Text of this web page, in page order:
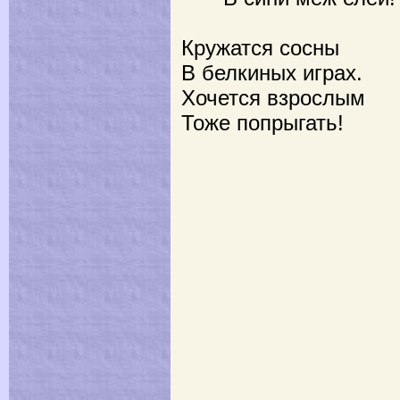
Кружатся сосны
В белкиных играх.
Хочется взрослым
Тоже попрыгать!